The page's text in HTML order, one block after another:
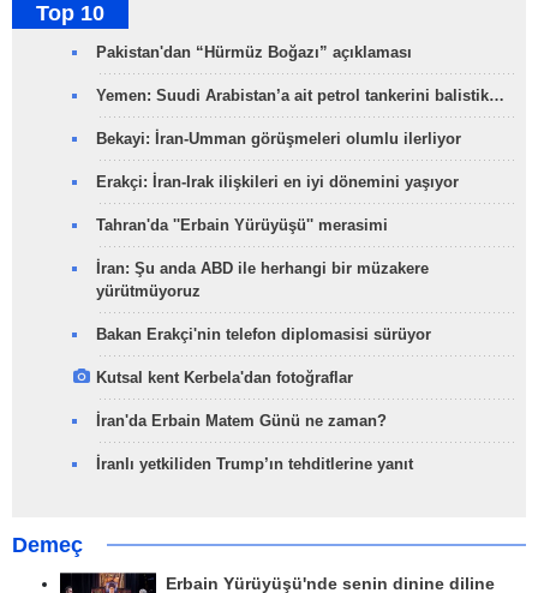
Top 10
Pakistan'dan “Hürmüz Boğazı” açıklaması
Yemen: Suudi Arabistan’a ait petrol tankerini balistik…
Bekayi: İran-Umman görüşmeleri olumlu ilerliyor
Erakçi: İran-Irak ilişkileri en iyi dönemini yaşıyor
Tahran'da ''Erbain Yürüyüşü'' merasimi
İran: Şu anda ABD ile herhangi bir müzakere
yürütmüyoruz
Bakan Erakçi'nin telefon diplomasisi sürüyor
Kutsal kent Kerbela'dan fotoğraflar
İran'da Erbain Matem Günü ne zaman?
İranlı yetkiliden Trump’ın tehditlerine yanıt
Demeç
Erbain Yürüyüşü'nde senin dinine diline